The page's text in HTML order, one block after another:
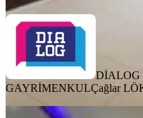
DİALOG
GAYRİMENKULÇağlar